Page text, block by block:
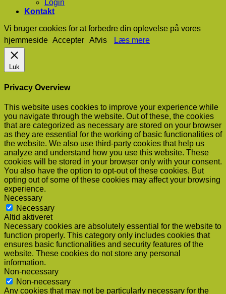
Login
Kontakt
Vi bruger cookies for at forbedre din oplevelse på vores
hjemmeside Accepter Afvis Læs mere
Luk
Privacy Overview
This website uses cookies to improve your experience while
you navigate through the website. Out of these, the cookies
that are categorized as necessary are stored on your browser
as they are essential for the working of basic functionalities of
the website. We also use third-party cookies that help us
analyze and understand how you use this website. These
cookies will be stored in your browser only with your consent.
You also have the option to opt-out of these cookies. But
opting out of some of these cookies may affect your browsing
experience.
Necessary
Necessary
Altid aktiveret
Necessary cookies are absolutely essential for the website to
function properly. This category only includes cookies that
ensures basic functionalities and security features of the
website. These cookies do not store any personal
information.
Non-necessary
Non-necessary
Any cookies that may not be particularly necessary for the